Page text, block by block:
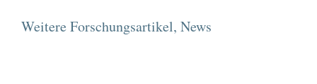
Weitere Forschungsartikel, News